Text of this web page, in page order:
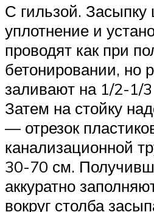
С гильзой.
уплотнение и
проводят как при
бетонировании, но
заливают на 1/2-1/
Затем на стойку
— отрезок
канализационной
30-70 см.
аккуратно
вокруг столба